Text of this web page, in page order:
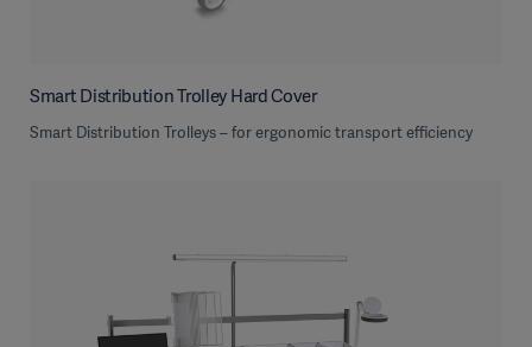
Smart Distribution Trolley Hard Cover
Smart Distribution Trolleys – for ergonomic transport efficiency